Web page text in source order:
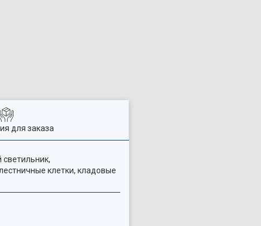
для заказа
клетки, кладовые